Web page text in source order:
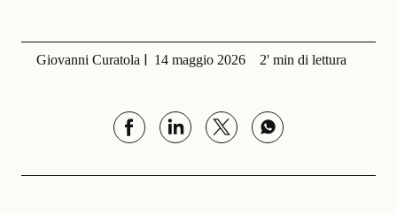
Giovanni Curatola 14 maggio 2026 2' min di lettura